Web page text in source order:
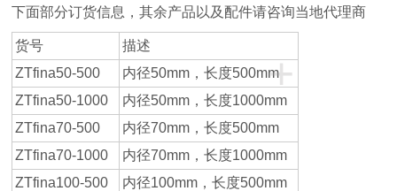
下面部分订货信息，其余产品以及配件请咨询当地代理商
+
货号
描述
ZTfina50-500
内径50mm，长度500mm
ZTfina50-1000
内径50mm，长度1000mm
ZTfina70-500
内径70mm，长度500mm
ZTfina70-1000
内径70mm，长度1000mm
ZTfina100-500
内径100mm，长度500mm